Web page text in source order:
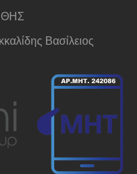
Βασίλειος